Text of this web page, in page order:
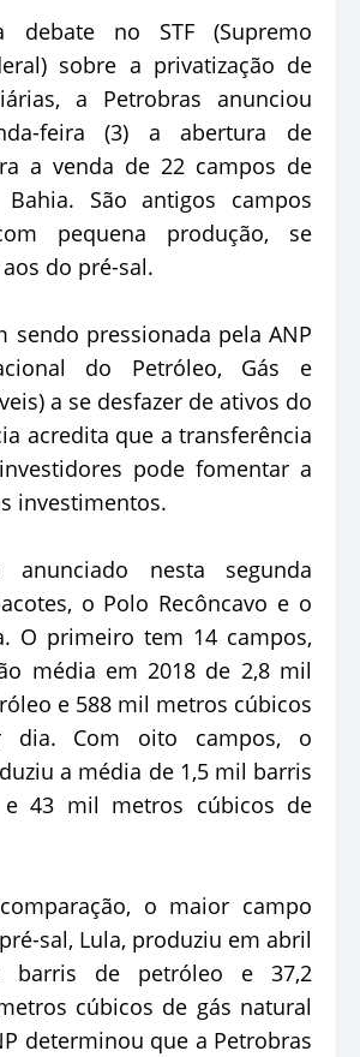
no STF (Supremo
sobre a privatização de
a Petrobras anunciou
feira (3) a abertura de
a venda de 22 campos de
São antigos campos
pequena produção, se
do pré-sal.
sendo pressionada pela ANP
do Petróleo, Gás e
a se desfazer de ativos do
acredita que a transferência
pode fomentar a
investimentos.
anunciado nesta segunda
o Polo Recôncavo e o
O primeiro tem 14 campos,
média em 2018 de 2,8 mil
e 588 mil metros cúbicos
dia. Com oito campos, o
a média de 1,5 mil barris
43 mil metros cúbicos de
o maior campo
sal, Lula, produziu em abril
barris de petróleo e 37,2
cúbicos de gás natural
determinou que a Petrobras